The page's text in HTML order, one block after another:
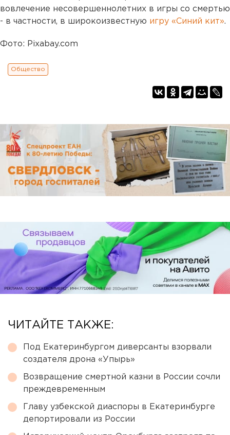
вовлечение несовершеннолетних в игры со смертью
- в частности, в широкоизвестную игру «Синий кит».
Фото: Pixabay.com
Общество
ЧИТАЙТЕ ТАКЖЕ:
Под Екатеринбургом диверсанты взорвали
создателя дрона «Упырь»
Возвращение смертной казни в России сочли
преждевременным
Главу узбекской диаспоры в Екатеринбурге
депортировали из России